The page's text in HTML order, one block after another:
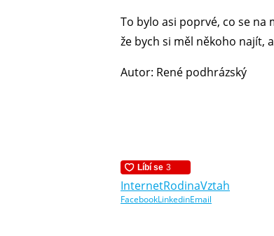
To bylo asi poprvé, co se na
že bych si měl někoho najít,
Autor: René podhrázský
InternetRodinaVztah
FacebookLinkedinEmail